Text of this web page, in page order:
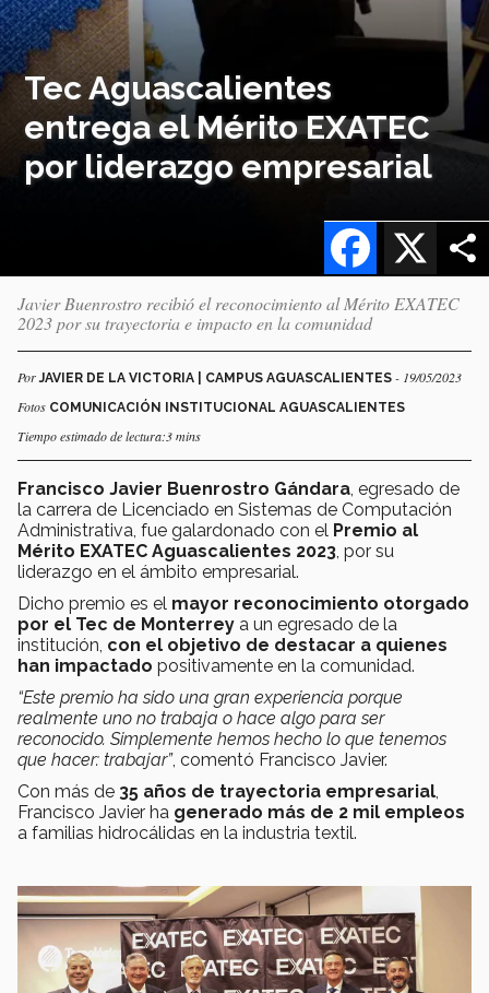
Tec Aguascalientes
entrega el Mérito EXATEC
por liderazgo empresarial
X
Facebook
Javier Buenrostro recibió el reconocimiento al Mérito EXATEC
2023 por su trayectoria e impacto en la comunidad
PorJAVIER DE LA VICTORIA | CAMPUS AGUASCALIENTES - 19/05/2023
Fotos COMUNICACIÓN INSTITUCIONAL AGUASCALIENTES
Tiempo estimado de lectura:3 mins
Francisco Javier Buenrostro Gándara , egresado de
la carrera de Licenciado en Sistemas de Computación
Administrativa, fue galardonado con el Premio al
Mérito EXATEC Aguascalientes 2023 , por su
liderazgo en el ámbito empresarial.
Dicho premio es el mayor reconocimiento otorgado
por el Tec de Monterrey a un egresado de la
institución, con el objetivo de destacar a quienes
han impactado positivamente en la comunidad.
“Este premio ha sido una gran experiencia porque
realmente uno no trabaja o hace algo para ser
reconocido. Simplemente hemos hecho lo que tenemos
que hacer: trabajar”, comentó Francisco Javier.
Con más de 35 años de trayectoria empresarial
Francisco Javier ha generado más de 2 mil empleos
a familias hidrocálidas en la industria textil.